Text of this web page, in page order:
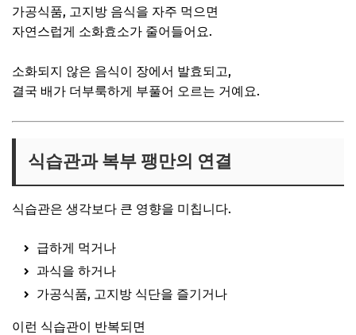
가공식품, 고지방 음식을 자주 먹으면
자연스럽게 소화효소가 줄어들어요.
소화되지 않은 음식이 장에서 발효되고,
결국 배가 더부룩하게 부풀어 오르는 거예요.
식습관과 복부 팽만의 연결
식습관은 생각보다 큰 영향을 미칩니다.
급하게 먹거나
과식을 하거나
가공식품, 고지방 식단을 즐기거나
이런 식습관이 반복되면